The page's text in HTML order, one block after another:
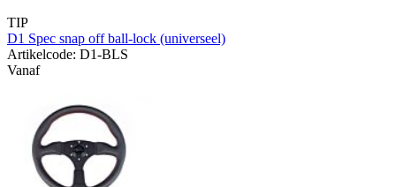
TIP
D1 Spec snap off ball-lock (universeel)
Artikelcode: D1-BLS
Vanaf